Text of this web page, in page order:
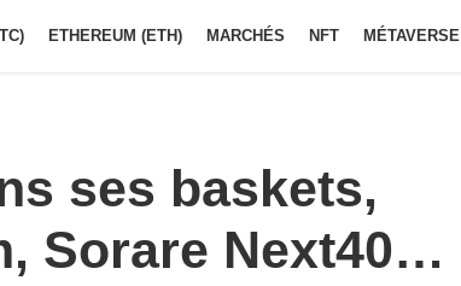
ETHEREUM (ETH) MARCHÉS NFT MÉTAVERSE
ses baskets,
Sorare Next40…